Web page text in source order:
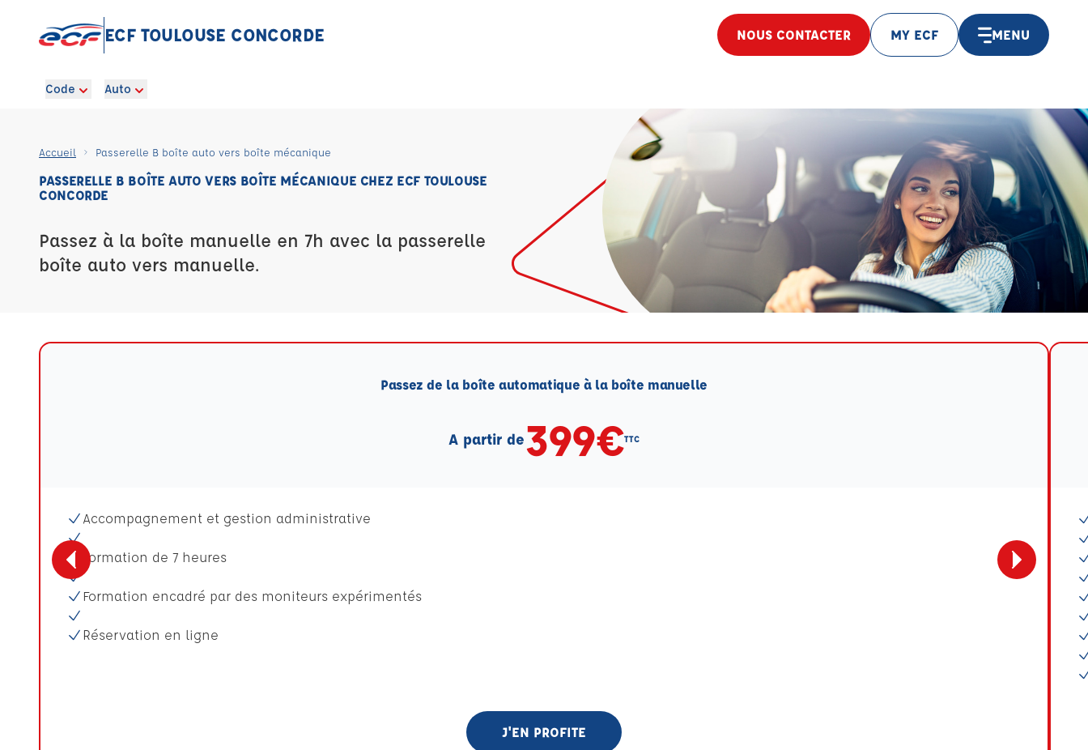
ECF TOULOUSE CONCORDE NOUS CONTACTER MY ECF MENU
Code Auto
Accueil Passerelle B boîte auto vers boîte mécanique
PASSERELLE B BOÎTE AUTO VERS BOÎTE MÉCANIQUE CHEZ ECF TOULOUSE
CONCORDE
Passez à la boîte manuelle en 7h avec la passerelle
boîte auto vers manuelle.
Passez de la boîte automatique à la boîte manuelle
A partir de399€TTC
Accompagnement et gestion administrative
Formation de 7 heures
Formation encadré par des moniteurs expérimentés
Réservation en ligne
J'EN PROFITE